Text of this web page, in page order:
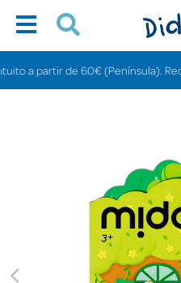
partir de 60€ (Península).